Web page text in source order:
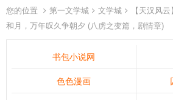
您的位置 第一文学城 文学城
【天汉风
和月，万年叹久争朝夕 (八虏之变篇，剧情章)
书包小说网
色色漫画